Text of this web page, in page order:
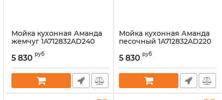
Мойка кухонная Аманда
жемчуг 1A712832AD240
14327669
5 830 руб
Мойка кухонная Аманда
песочный 1A712832AD220
14327670
5 830 руб